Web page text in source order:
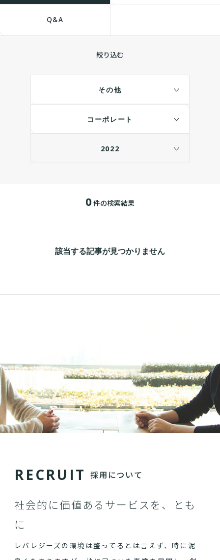
Q&A
絞り込む
その他
コーポレート
2022
0 件の検索結果
該当する記事が見つかりません
RECRU IT 採用について
社会的に価値あるサービスを、とも
に
レバレジーズの環境は整ってるとは言えず、時に泥